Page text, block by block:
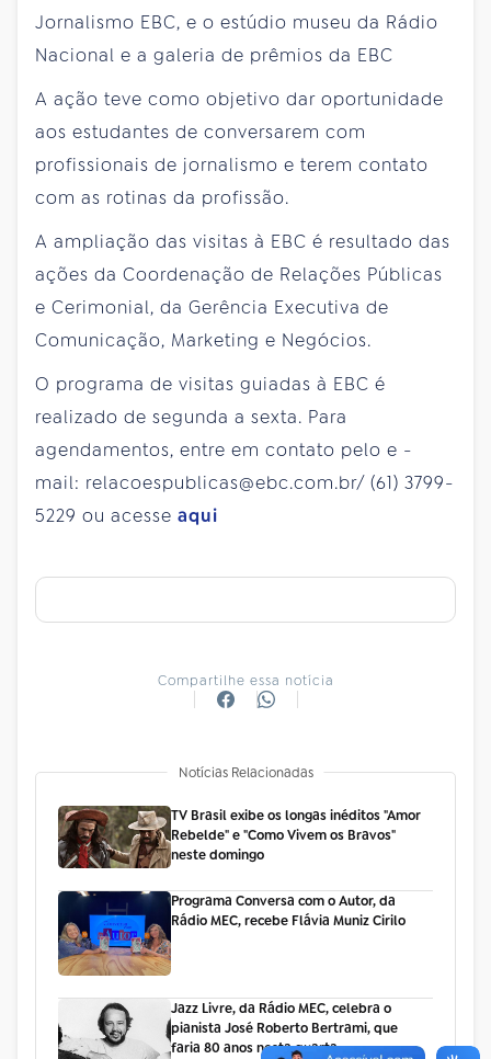
Jornalismo EBC, e o estúdio museu da Rádio
Nacional e a galeria de prêmios da EBC
A ação teve como objetivo dar oportunidade
aos estudantes de conversarem com
profissionais de jornalismo e terem contato
com as rotinas da profissão.
A ampliação das visitas à EBC é resultado das
ações da Coordenação de Relações Públicas
e Cerimonial, da Gerência Executiva de
Comunicação, Marketing e Negócios.
O programa de visitas guiadas à EBC é
realizado de segunda a sexta. Para
agendamentos, entre em contato pelo e -
mail: relacoespublicas@ebc.com.br/ (61) 3799-
5229 ou acesse aqui
Compartilhe essa notícia
Notícias Relacionadas
TV Brasil exibe os longas inéditos "Amor
Rebelde" e "Como Vivem os Bravos"
neste domingo
Programa Conversa com o Autor, da
Rádio MEC, recebe Flávia Muniz Cirilo
Jazz Livre, da Rádio MEC, celebra o
pianista José Roberto Bertrami, que
faria 80 anos nesta quarta